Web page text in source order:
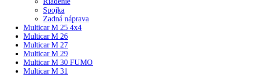
Spojka
Zadná náprava
Multicar M 25 4x4
Multicar M 26
Multicar M 27
Multicar M 29
Multicar M 30 FUMO
Multicar M 31